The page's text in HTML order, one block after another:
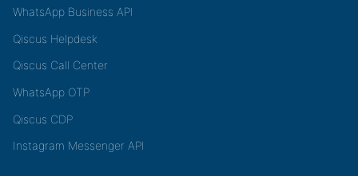
WhatsApp Business API
Qiscus Helpdesk
Qiscus Call Center
WhatsApp OTP
Qiscus CDP
Instagram Messenger API